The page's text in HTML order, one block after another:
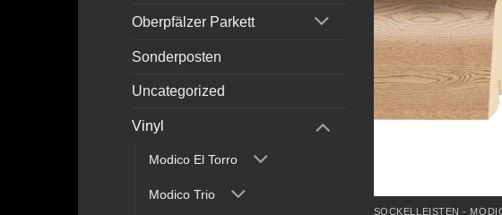
Oberpfälzer Parkett
Sonderposten
Uncategorized
Vinyl
Modico El Torro
Modico Trio
SOCKELLEISTEN -